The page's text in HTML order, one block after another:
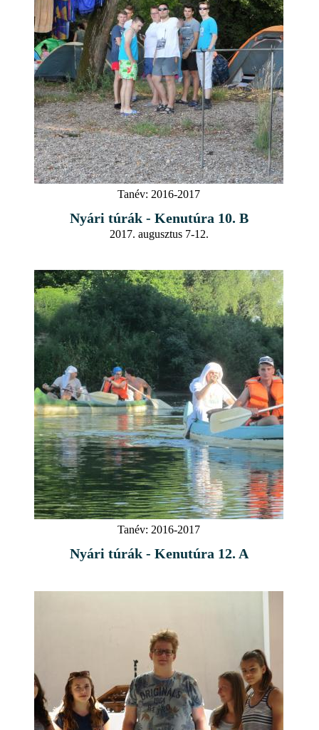
Tanév: 2016-2017
Nyári túrák - Kenutúra 10. B
2017. augusztus 7-12.
Tanév: 2016-2017
Nyári túrák - Kenutúra 12. A